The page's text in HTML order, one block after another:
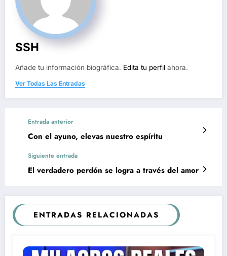
SSH
Añade tu información biográfica. Edita tu perfil ahora.
Ver Todas Las Entradas
Entrada anterior
Con el ayuno, elevas nuestro espíritu
Siguiente entrada
El verdadero perdón se logra a través del amor
ENTRADAS RELACIONADAS